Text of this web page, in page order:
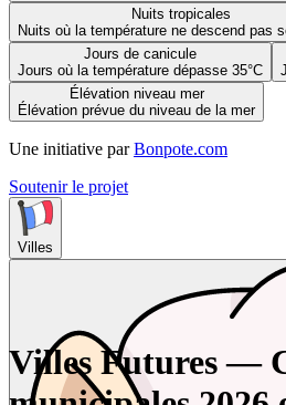
Nuits tropicales
Nuits où la température ne descend pas
Jours de canicule
Jours où la température dépasse 35°C
Élévation niveau mer
Élévation prévue du niveau de la mer
Une initiative par Bonpote.com
Soutenir le projet
Villes
Villes Futures —